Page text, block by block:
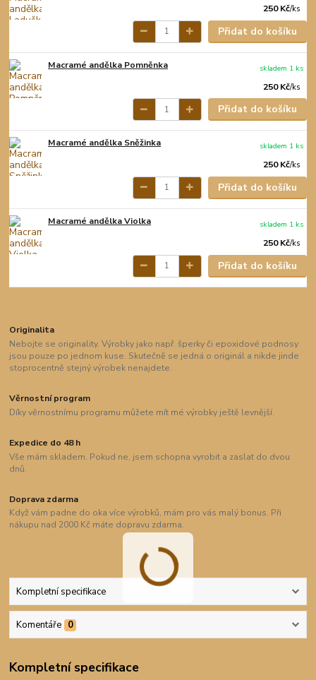
250 Kč/ks
Přidat do košíku
Macramé andělka Pomněnka
250 Kč/ks
skladem 1 ks
Přidat do košíku
Macramé andělka Sněžinka
250 Kč/ks
skladem 1 ks
Přidat do košíku
Macramé andělka Violka
250 Kč/ks
skladem 1 ks
Přidat do košíku
Originalita
Nebojte se originality. Výrobky jako např. šperky či epoxidové podnosy
jsou pouze po jednom kuse. Skutečně se jedná o originál a nikde jinde
stoprocentně stejný výrobek nenajdete.
Věrnostní program
Díky věrnostnímu programu můžete mít mé výrobky ještě levnější.
Expedice do 48 h
Vše mám skladem. Pokud ne, jsem schopna vyrobit a zaslat do dvou
dnů.
Doprava zdarma
Když vám padne do oka více výrobků, mám pro vás malý bonus. Při
nákupu nad 2000 Kč máte dopravu zdarma.
Kompletní specifikace
Komentáře 0
Kompletní specifikace